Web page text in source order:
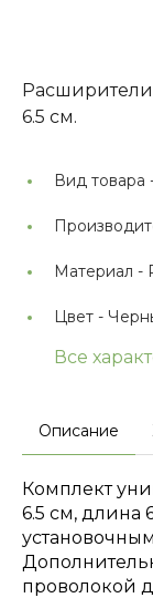
6.5 см.
Вид товара
Материал -
Цвет -
Все
Описание
Комплект
6.5 см, длина
проволокой